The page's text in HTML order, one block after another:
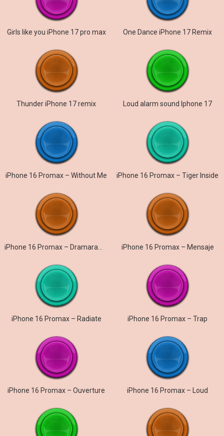
Girls like you iPhone 17 pro max One Dance iPhone 17 Remix
Thunder iPhone 17 remix Loud alarm sound Iphone 17
iPhone 16 Promax – Without Me iPhone 16 Promax – Tiger Inside
iPhone 16 Promax – Mensaje
iPhone 16 Promax – Radiate iPhone 16 Promax – Trap
iPhone 16 Promax – Ouverture iPhone 16 Promax – Loud